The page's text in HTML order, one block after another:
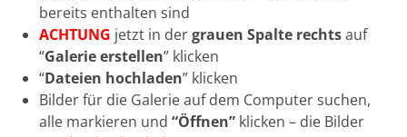
bereits enthalten sind
ACHTUNG jetzt in dergrauen Spalte rechtsauf
“Galerie erstellen” klicken
“Dateien hochladen” klicken
Bilder für die Galerie auf dem Computer suchen,
alle markieren und“Öffnen” klicken – die Bilder